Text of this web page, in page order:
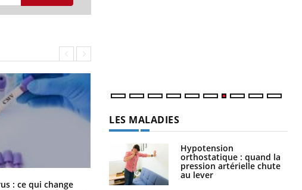
: ce qui change La sieste empêche-t-elle de dormir
LES MALADIES
Hypotension
orthostatique : quand la
pression artérielle chute
au lever